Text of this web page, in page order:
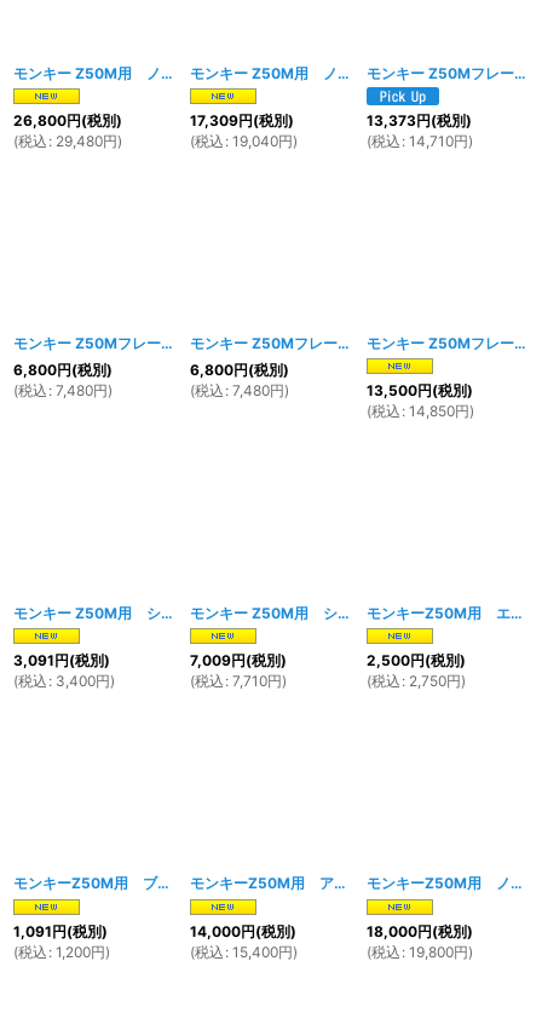
モンキー Z50M用 ノーマルタイプシート チェック柄 [1797w]
26,800円(税別)
(税込 : 29,480円)
モンキー Z50M用 ノーマルタイプシート ブラック
17,309円(税別)
(税込 : 19,040円)
モンキー Z50Mフレーム用 シートブラケット 前後セット
13,373円(税別)
(税込 : 14,710円)
モンキー Z50Mフレーム用 フロントシートブラケット [1347w]
6,800円(税別)
(税込 : 7,480円)
モンキー Z50Mフレーム用 リアシートブラケット
6,800円(税別)
(税込 : 7,480円)
モンキー Z50Mフレーム用 シートブラケット 前後セット レッド
13,500円(税別)
(税込 : 14,850円)
モンキー Z50M用 シートキャッチ [1755w]
3,091円(税別)
(税込 : 3,400円)
モンキー Z50M用 シートアンダーブラケット 前後セット
7,009円(税別)
(税込 : 7,710円)
モンキーZ50M用 エンジンマウントボルト 2本セット
2,500円(税別)
(税込 : 2,750円)
モンキーZ50M用 ブレーキペダルスプリング [1915w]
1,091円(税別)
(税込 : 1,200円)
モンキーZ50M用 アルミブレーキペダル＆ミドルアームセット
14,000円(税別)
(税込 : 15,400円)
モンキーZ50M用 ノーマルタイプ ステンレスマフラー
18,000円(税別)
(税込 : 19,800円)